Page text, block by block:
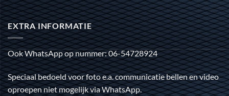
EXTRA INFORMATIE
Ook WhatsApp op nummer: 06-54728924
Speciaal bedoeld voor foto e.a. communicatie bellen en video
oproepen niet mogelijk via WhatsApp.